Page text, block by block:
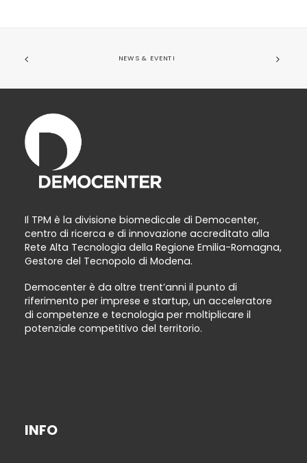
NEWS & EVENTI
Il TPM è la divisione biomedicale di Democenter,
centro di ricerca e di innovazione accreditato alla
Rete Alta Tecnologia della Regione Emilia-Romagna,
Gestore del Tecnopolo di Modena.
Democenter è da oltre trent’anni il punto di
riferimento per imprese e startup, un acceleratore
di competenze e tecnologia per moltiplicare il
potenziale competitivo del territorio.
INFO